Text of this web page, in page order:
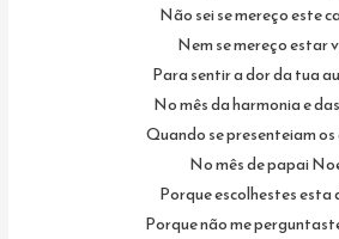
Não sei se mereço este
Nem se mereço estar
Para sentir a dor da tua
No mês da harmonia e
Quando se presenteiam
No mês de papai
Porque escolhestes esta
Porque não me